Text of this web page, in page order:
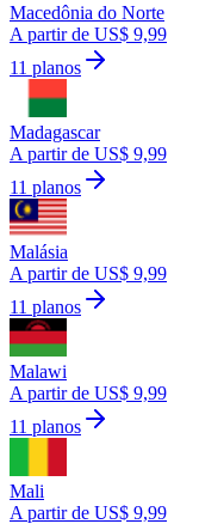
Macedônia do Norte
A partir de US$ 9,99
11 planos
Madagascar
A partir de US$ 9,99
11 planos
Malásia
A partir de US$ 9,99
11 planos
Malawi
A partir de US$ 9,99
11 planos
Mali
A partir de US$ 9,99